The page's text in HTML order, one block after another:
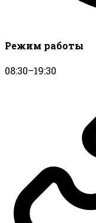
Режим работы
08:30–19:30